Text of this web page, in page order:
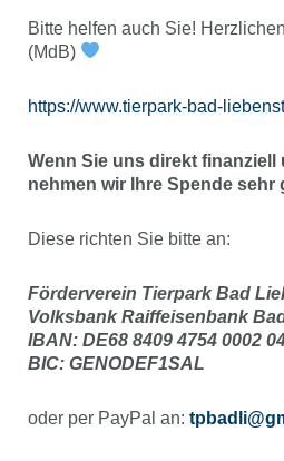
Bitte helfen auch Sie!
(MdB)
https://www.tierpark-bad-
Wenn Sie uns direkt
nehmen wir Ihre Spende sehr
Diese richten Sie bitte an:
Förderverein Tierpark Bad
Volksbank Raiffeisenbank
IBAN: DE68 8409 4754 0002
BIC: GENODEF1SAL
oder per PayPal an: